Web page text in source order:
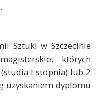
Sztuki w Szczecinie
których
I stopnia) lub 2
uzyskaniem dyplomu